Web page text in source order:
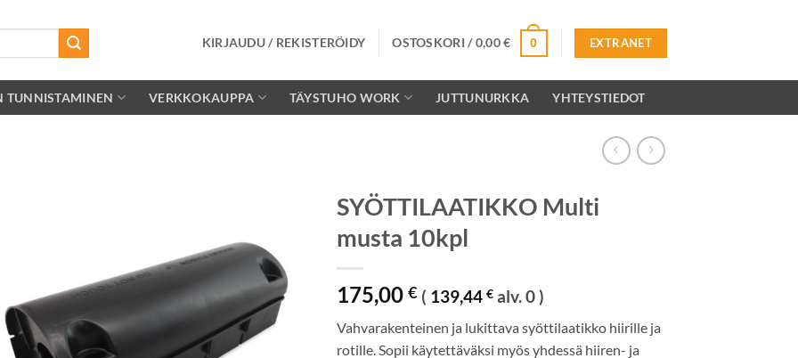
KIRJAUDU / REKISTERÖIDY OSTOSKORI /0,00€ 0 EXTRANET
TUNNISTAMINEN VERKKOKAUPPA TÄYSTUHO WORK JUTTUNURKKA YHTEYSTIEDOT
Lisää
toivelistalle
SYÖTTILAATIKKO Multi
musta 10kpl
175,00€ ( 139,44€ alv. 0 )
Vahvarakenteinen ja lukittava syöttilaatikko hiirille ja
rotille. Sopii käytettäväksi myös yhdessä hiiren- ja